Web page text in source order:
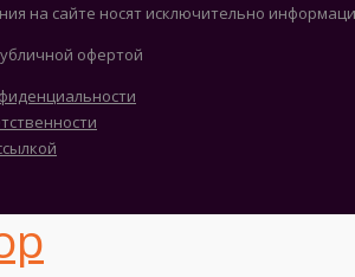
на сайте носят исключительно
офертой